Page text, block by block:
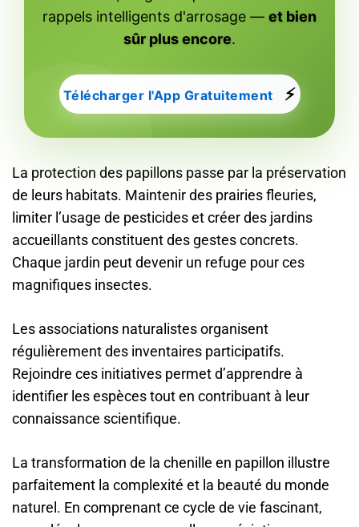
rappels intelligents d'arrosage — et bien
sûr plus encore.
Télécharger l'App Gratuitement ⚡
La protection des papillons passe par la préservation
de leurs habitats. Maintenir des prairies fleuries,
limiter l’usage de pesticides et créer des jardins
accueillants constituent des gestes concrets.
Chaque jardin peut devenir un refuge pour ces
magnifiques insectes.
Les associations naturalistes organisent
régulièrement des inventaires participatifs.
Rejoindre ces initiatives permet d’apprendre à
identifier les espèces tout en contribuant à leur
connaissance scientifique.
La transformation de la chenille en papillon illustre
parfaitement la complexité et la beauté du monde
naturel. En comprenant ce cycle de vie fascinant,